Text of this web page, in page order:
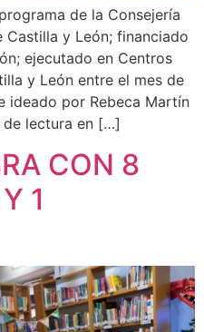
de la Consejería
y León; financiado
ejecutado en Centros
y León entre el mes de
ideado por Rebeca Martín
de lectura en […]
CON 8
1